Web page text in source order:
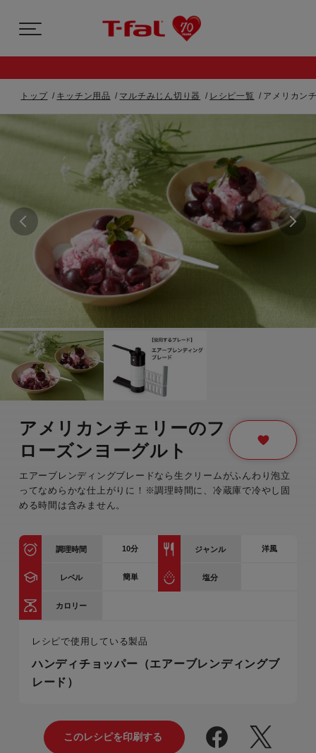
トップ キッチン用品 マルチみじん切り器 レシピ一覧 アメリカン
アメリカンチェリーのフ
ローズンヨーグルト
エアーブレンディングブレードなら生クリームがふんわり泡立
ってなめらかな仕上がりに！※調理時間に、冷蔵庫で冷やし固
める時間は含みません。
調理時間 10分 ジャンル 洋風
レベル 簡単 塩分
カロリー
レシピで使用している製品
ハンディチョッパー（エアーブレンディングブ
レード）